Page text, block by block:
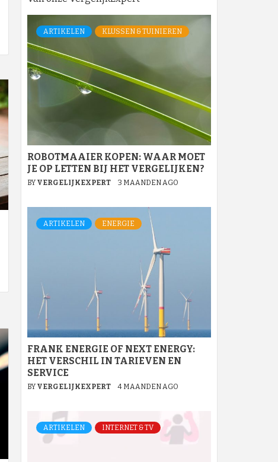
ARTIKELEN KLUSSEN & TUINIEREN
ROBOTMAAIER KOPEN: WAAR MOET
JE OP LETTEN BIJ HET VERGELIJKEN?
BY VERGELIJKEXPERT 3 MAANDEN AGO
ARTIKELEN ENERGIE
FRANK ENERGIE OF NEXT ENERGY:
HET VERSCHIL IN TARIEVEN EN
SERVICE
BY VERGELIJKEXPERT 4 MAANDEN AGO
ARTIKELEN INTERNET & TV